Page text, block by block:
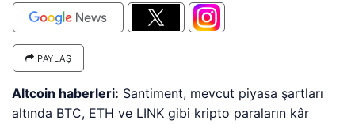
PAYLAŞ
Altcoin haberleri: Santiment, mevcut piyasa şartları
altında BTC, ETH ve LINK gibi kripto paraların kâr